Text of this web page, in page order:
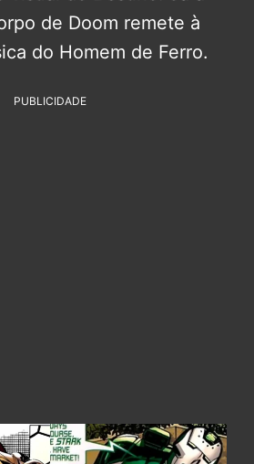
de Doom remete à
do Homem de Ferro.
PUBLICIDADE